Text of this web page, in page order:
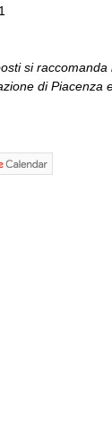
si
di Piacenza